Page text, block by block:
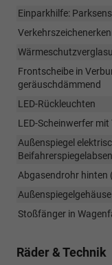
Einparkhilfe:
Frontscheibe in
geräuschdämmend
LED-Rückleuchten
LED-Scheinwerfer
Außenspiegel
Abgasendrohr hinten
Stoßfänger in
Räder & Technik